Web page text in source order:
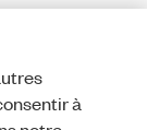
à